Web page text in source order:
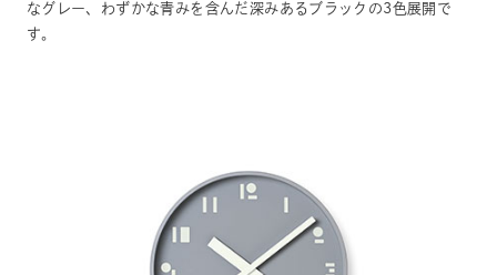
なグレー、わずかな青みを含んだ深みあるブラックの3色展開で
す。